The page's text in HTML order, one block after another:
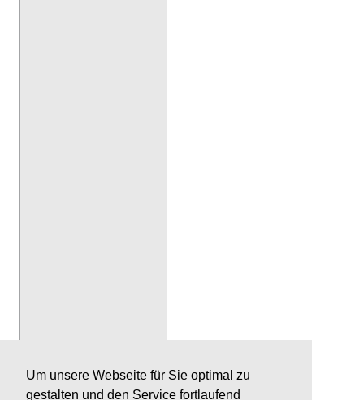
Um unsere Webseite für Sie optimal zu
gestalten und den Service fortlaufend